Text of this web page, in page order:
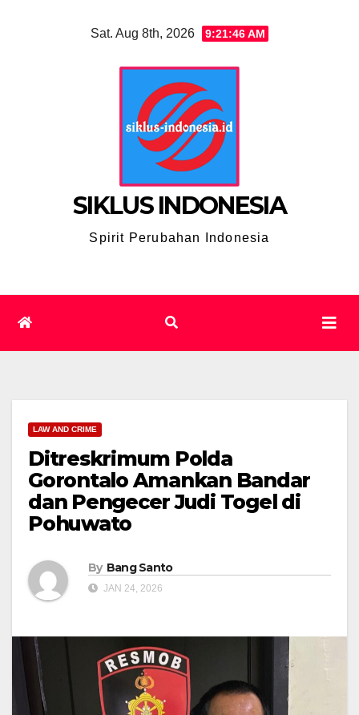
Sat. Aug 8th, 2026 9:21:47 AM
SIKLUS INDONESIA
Spirit Perubahan Indonesia
LAW AND CRIME
Ditreskrimum Polda
Gorontalo Amankan Bandar
dan Pengecer Judi Togel di
Pohuwato
By Bang Santo
JAN 24, 2026